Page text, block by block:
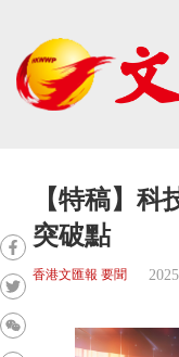
【特稿】
突破點
香港文匯報 要聞